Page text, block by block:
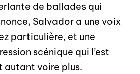
de ballades qui
Salvador a une voix
particulière, et une
scénique qui l’est
autant voire plus.